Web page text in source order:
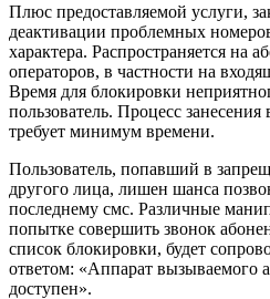
Плюс предоставляемой услуги,
деактивации проблемных
характера. Распространяется на
операторов, в частности на
Время для блокировки
пользователь. Процесс
требует минимум времени.
Пользователь, попавший в
другого лица, лишен шанса
последнему смс. Различные
попытке совершить звонок
список блокировки, будет
ответом: «Аппарат вызываемого
доступен».